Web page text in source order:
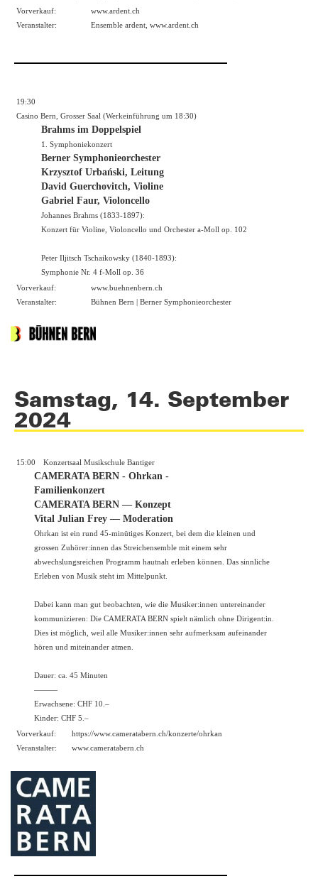
Vorverkauf:
www.ardent.ch
Veranstalter:
Ensemble ardent, www.ardent.ch
19:30
Casino Bern, Grosser Saal (Werkeinführung um 18:30)
Brahms im Doppelspiel
1. Symphoniekonzert
Berner Symphonieorchester
Krzysztof Urbański, Leitung
David Guerchovitch, Violine
Gabriel Faur, Violoncello
Johannes Brahms (1833-1897):
Konzert für Violine, Violoncello und Orchester a-Moll op. 102
Peter Iljitsch Tschaikowsky (1840-1893):
Symphonie Nr. 4 f-Moll op. 36
Vorverkauf:
www.buehnenbern.ch
Veranstalter:
Bühnen Bern | Berner Symphonieorchester
Samstag, 14. September
2024
15:00 Konzertsaal Musikschule Bantiger
CAMERATA BERN - Ohrkan -
Familienkonzert
CAMERATA BERN — Konzept
Vital Julian Frey — Moderation
Ohrkan ist ein rund 45-minütiges Konzert, bei dem die kleinen und
grossen Zuhörer:innen das Streichensemble mit einem sehr
abwechslungsreichen Programm hautnah erleben können. Das sinnliche
Erleben von Musik steht im Mittelpunkt.
Dabei kann man gut beobachten, wie die Musiker:innen untereinander
kommunizieren: Die CAMERATA BERN spielt nämlich ohne Dirigent:in.
Dies ist möglich, weil alle Musiker:innen sehr aufmerksam aufeinander
hören und miteinander atmen.
Dauer: ca. 45 Minuten
———
Erwachsene: CHF 10.–
Kinder: CHF 5.–
Vorverkauf:
https://www.cameratabern.ch/konzerte/ohrkan
Veranstalter:
www.cameratabern.ch